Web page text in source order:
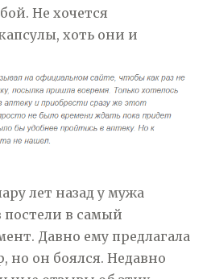
Не хочется
хоть они и
лет назад у мужа
постели в самый
Давно ему предлагала
но он боялся. Недавно